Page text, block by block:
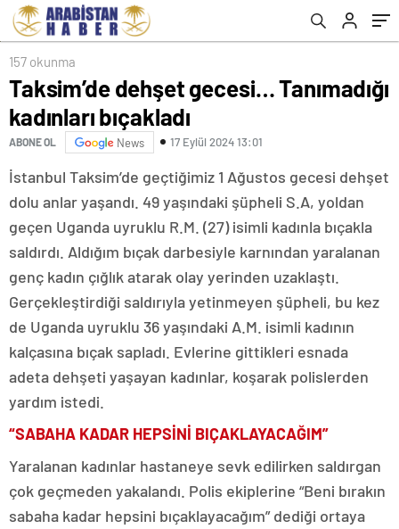
157 okunma
Taksim’de dehşet gecesi… Tanımadığı
kadınları bıçakladı
ABONE OL News 17 Eylül 2024 13:01
İstanbul Taksim’de geçtiğimiz 1 Ağustos gecesi dehşet
dolu anlar yaşandı. 49 yaşındaki şüpheli S.A, yoldan
geçen Uganda uyruklu R.M. (27) isimli kadınla bıçakla
saldırdı. Aldığım bıçak darbesiyle karnından yaralanan
genç kadın çığlık atarak olay yerinden uzaklaştı.
Gerçekleştirdiği saldırıyla yetinmeyen şüpheli, bu kez
de Uganda uyruklu 36 yaşındaki A.M. isimli kadının
kalçasına bıçak sapladı. Evlerine gittikleri esnada
adeta dehşeti yaşayan kadınlar, koşarak polislerden
yardım istedi.
“SABAHA KADAR HEPSİNİ BIÇAKLAYACAĞIM”
Yaralanan kadınlar hastaneye sevk edilirken saldırgan
çok geçmeden yakalandı. Polis ekiplerine “Beni bırakın
sabaha kadar hepsini bıçaklayacağım” dediği ortaya